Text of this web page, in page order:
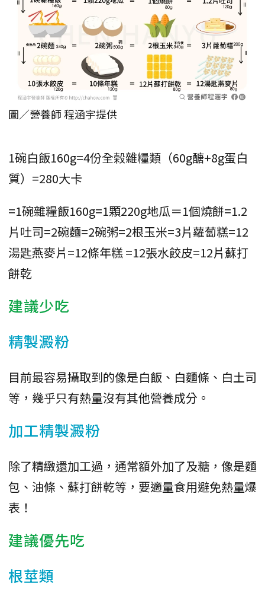
圖／營養師 程涵宇提供
1碗白飯160g=4份全榖雜糧類（60g醣+8g蛋白
質）=280大卡
=1碗雜糧飯160g=1顆220g地瓜＝1個燒餅=1.2
片吐司=2碗麵=2碗粥=2根玉米=3片蘿蔔糕=12
湯匙燕麥片=12條年糕 =12張水餃皮=12片蘇打
餅乾
建議少吃
精製澱粉
目前最容易攝取到的像是白飯、白麵條、白土司
等，幾乎只有熱量沒有其他營養成分。
加工精製澱粉
除了精緻還加工過，通常額外加了及糖，像是麵
包、油條、蘇打餅乾等，要適量食用避免熱量爆
表！
建議優先吃
根莖類